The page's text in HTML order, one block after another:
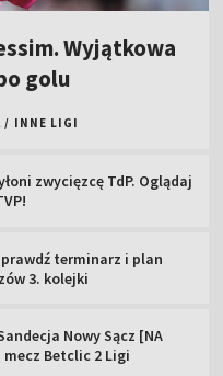
Wyjątkowa
golu
/ INNE LIGI
zwycięzcę TdP. Oglądaj
terminarz i plan
3. kolejki
Nowy Sącz [NA
mecz Betclic 2 Ligi